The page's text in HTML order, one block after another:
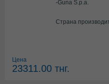
-Guna S.p.a.
Страна
Цена
23311.00 тнг.